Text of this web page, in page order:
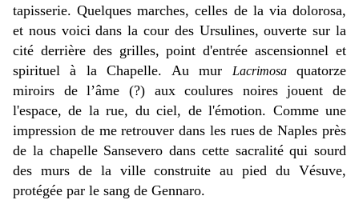
tapisserie. Quelques marches, celles de la via dolorosa,
et nous voici dans la cour des Ursulines, ouverte sur la
cité derrière des grilles, point d'entrée ascensionnel et
spirituel à la Chapelle. Au mur
Lacrimosaquatorze
miroirs de l’âme (?) aux coulures noires jouent de
l'espace, de la rue, du ciel, de l'émotion. Comme une
impression de me retrouver dans les rues de Naples près
de la chapelle Sansevero dans cette sacralité qui sourd
des murs de la ville construite au pied du Vésuve,
protégée par le sang de Gennaro.